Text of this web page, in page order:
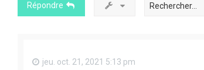
Répondre
jeu. oct. 21, 2021 5:13 pm